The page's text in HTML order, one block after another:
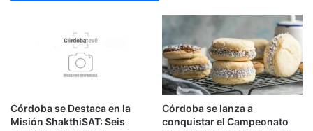
Córdoba se Destaca en la
Misión ShakthiSAT: Seis
Córdoba se lanza a
conquistar el Campeonato